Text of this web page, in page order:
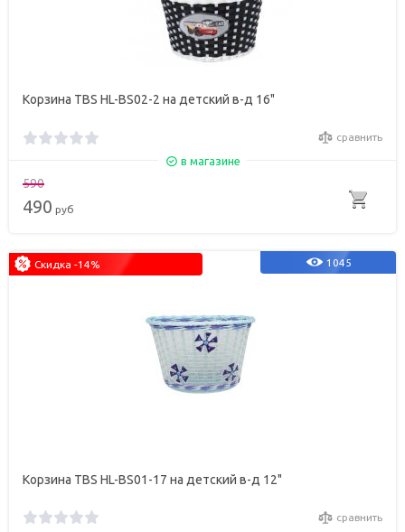
Корзина TBS HL-BS02-2 на детский в-д 16"
сравнить
в магазине
590
490 руб
1045
Скидка -14%
Корзина TBS HL-BS01-17 на детский в-д 12"
сравнить